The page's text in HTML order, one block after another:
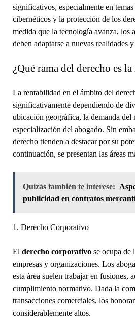
significativos, especialmente en
cibernéticos y la protección de los
medida que la tecnología avanza, los
deben adaptarse a nuevas realidades
¿Qué rama del derecho es
La rentabilidad en el ámbito del
significativamente dependiendo de
ubicación geográfica, la demanda del
especialización del abogado. Sin
derecho tienden a destacar por su
continuación, se presentan las áreas
Quizás también te interese:
publicidad en contratos
1. Derecho Corporativo
El derecho corporativose ocupa de
empresas y organizaciones. Los
esta área suelen trabajar en fusiones,
cumplimiento normativo. Dada la
transacciones comerciales, los
considerablemente altos.